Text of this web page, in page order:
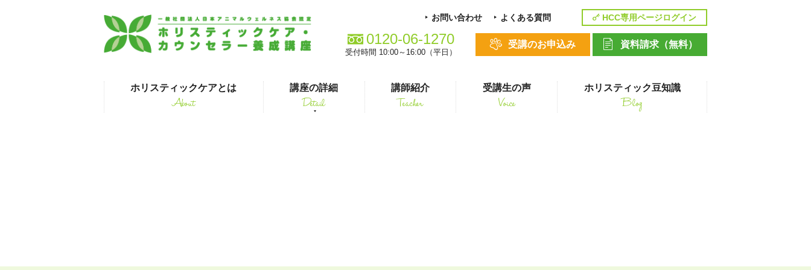
ホリスティックケアとは
About
講座の詳細
Detail
講師紹介
Teacher
受講生の声
Voice
ホリスティック豆知識
Blog
受講のお申込み 資料請求（無料）
お問い合わせ HCC専用ページログイン
よくある質問
0120-06-1270
受付時間 10:00～16:00（平日）